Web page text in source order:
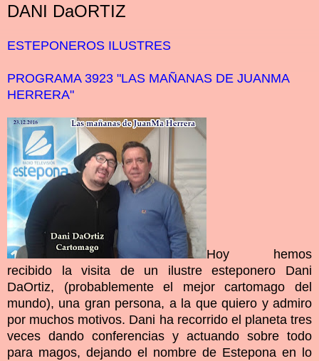
DANI DaORTIZ
ESTEPONEROS ILUSTRES
PROGRAMA 3923 "LAS MAÑANAS DE JUANMA
HERRERA"
Hoy hemos
recibido la visita de un ilustre esteponero Dani
DaOrtiz, (probablemente el mejor cartomago del
mundo), una gran persona, a la que quiero y admiro
por muchos motivos. Dani ha recorrido el planeta tres
veces dando conferencias y actuando sobre todo
para magos, dejando el nombre de Estepona en lo